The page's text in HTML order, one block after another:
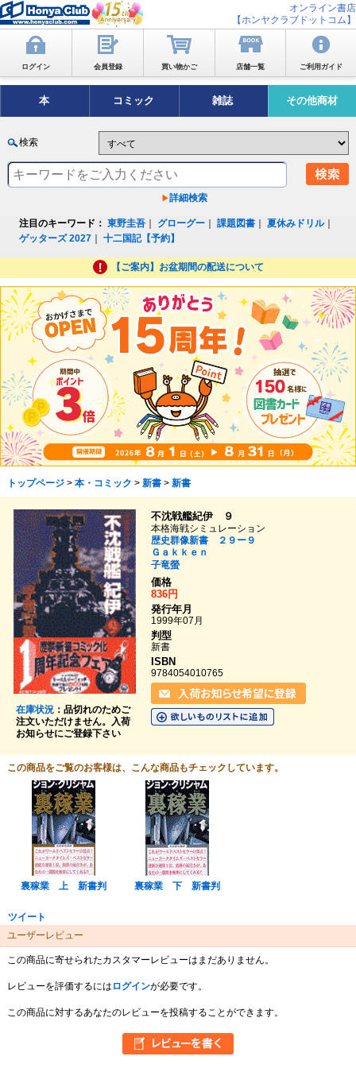
オンライン書店
【ホンヤクラブドットコム】
ログイン 会員登録 買い物かご 店舗一覧 ご利用ガイド
本 コミック 雑誌 その他商材
検索
詳細検索
注目のキーワード： 東野圭吾 グローグー ｜課題図書 ｜夏休みドリル｜
ゲッターズ 2027 ｜十二国記【予約】
【ご案内】お盆期間の配送について
トップページ> 本・コミック > 新書> 新書
在庫状況：品切れのためご
注文いただけません。入荷
お知らせにご登録下さい
不沈戦艦紀伊 ９
本格海戦シミュレーション
歴史群像新書 ２９ー９
Ｇａｋｋｅｎ
子竜螢
価格
836円
発行年月
1999年07月
判型
新書
ISBN
9784054010765
この商品をご覧のお客様は、こんな商品もチェックしています。
裏稼業 上 新書判 裏稼業 下 新書判
ツイート
ユーザーレビュー
この商品に寄せられたカスタマーレビューはまだありません。
レビューを評価するには ログインが必要です。
この商品に対するあなたのレビューを投稿することができます。